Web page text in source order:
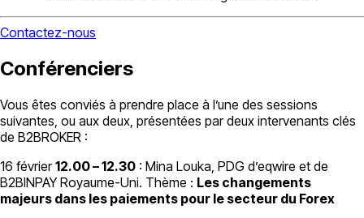
Contactez-nous
Conférenciers
Vous êtes conviés à prendre place à l’une des sessions
suivantes, ou aux deux, présentées par deux intervenants clés
de B2BROKER :
16 février12.00 – 12.30 : Mina Louka, PDG d’eqwire et de
B2BINPAY Royaume-Uni. Thème : Les changements
majeurs dans les paiements pour le secteur du Forex